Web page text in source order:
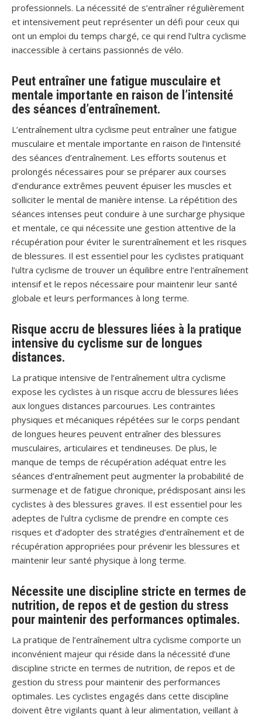
professionnels. La nécessité de s’entraîner régulièrement
et intensivement peut représenter un défi pour ceux qui
ont un emploi du temps chargé, ce qui rend l’ultra cyclisme
inaccessible à certains passionnés de vélo.
Peut entraîner une fatigue musculaire et
mentale importante en raison de l’intensité
des séances d’entraînement.
L’entraînement ultra cyclisme peut entraîner une fatigue
musculaire et mentale importante en raison de l’intensité
des séances d’entraînement. Les efforts soutenus et
prolongés nécessaires pour se préparer aux courses
d’endurance extrêmes peuvent épuiser les muscles et
solliciter le mental de manière intense. La répétition des
séances intenses peut conduire à une surcharge physique
et mentale, ce qui nécessite une gestion attentive de la
récupération pour éviter le surentraînement et les risques
de blessures. Il est essentiel pour les cyclistes pratiquant
l’ultra cyclisme de trouver un équilibre entre l’entraînement
intensif et le repos nécessaire pour maintenir leur santé
globale et leurs performances à long terme.
Risque accru de blessures liées à la pratique
intensive du cyclisme sur de longues
distances.
La pratique intensive de l’entraînement ultra cyclisme
expose les cyclistes à un risque accru de blessures liées
aux longues distances parcourues. Les contraintes
physiques et mécaniques répétées sur le corps pendant
de longues heures peuvent entraîner des blessures
musculaires, articulaires et tendineuses. De plus, le
manque de temps de récupération adéquat entre les
séances d’entraînement peut augmenter la probabilité de
surmenage et de fatigue chronique, prédisposant ainsi les
cyclistes à des blessures graves. Il est essentiel pour les
adeptes de l’ultra cyclisme de prendre en compte ces
risques et d’adopter des stratégies d’entraînement et de
récupération appropriées pour prévenir les blessures et
maintenir leur santé physique à long terme.
Nécessite une discipline stricte en termes de
nutrition, de repos et de gestion du stress
pour maintenir des performances optimales.
La pratique de l’entraînement ultra cyclisme comporte un
inconvénient majeur qui réside dans la nécessité d’une
discipline stricte en termes de nutrition, de repos et de
gestion du stress pour maintenir des performances
optimales. Les cyclistes engagés dans cette discipline
doivent être vigilants quant à leur alimentation, veillant à